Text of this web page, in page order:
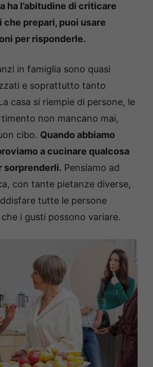
ha l’abitudine di criticare
che prepari, puoi usare
per risponderle.
in famiglia sono quasi
e soprattutto tanto
casa si riempie di persone, le
non mancano mai,
cibo. Quando abbiamo
a cucinare qualcosa
sorprenderli. Pensiamo ad
con tante pietanze diverse,
tutte le persone
i gusti possono variare.